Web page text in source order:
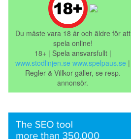
Du måste vara 18 år och äldre för att
spela online!
18+ | Spela ansvarsfullt |
www.stodlinjen.se www.spelpaus.se |
Regler & Villkor gäller, se resp.
annonsör.